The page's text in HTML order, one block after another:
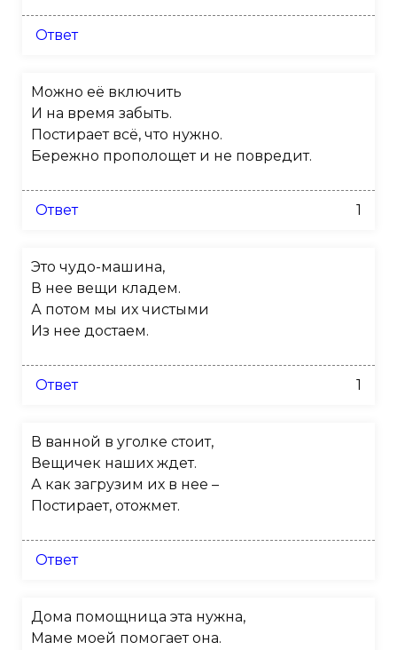
Ответ
Можно её включить
И на время забыть.
Постирает всё, что нужно.
Бережно прополощет и не повредит.
Ответ 1
Это чудо-машина,
В нее вещи кладем.
А потом мы их чистыми
Из нее достаем.
Ответ 1
В ванной в уголке стоит,
Вещичек наших ждет.
А как загрузим их в нее –
Постирает, отожмет.
Ответ
Дома помощница эта нужна,
Маме моей помогает она.